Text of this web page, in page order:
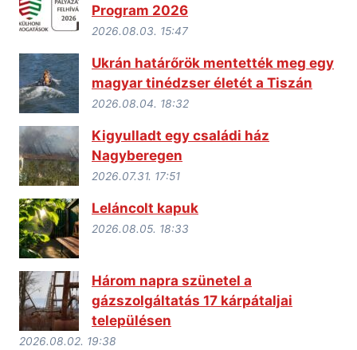
Program 2026
2026.08.03. 15:47
Ukrán határőrök mentették meg egy
magyar tinédzser életét a Tiszán
2026.08.04. 18:32
Kigyulladt egy családi ház
Nagyberegen
2026.07.31. 17:51
Leláncolt kapuk
2026.08.05. 18:33
Három napra szünetel a
gázszolgáltatás 17 kárpátaljai
településen
2026.08.02. 19:38